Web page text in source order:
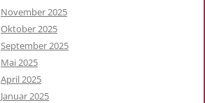
November 2025
Oktober 2025
September 2025
Mai 2025
April 2025
Januar 2025